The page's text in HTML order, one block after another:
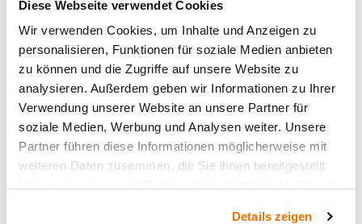
Diese Webseite verwendet Cookies
Wir verwenden Cookies, um Inhalte und Anzeigen zu
personalisieren, Funktionen für soziale Medien anbieten
zu können und die Zugriffe auf unsere Website zu
analysieren. Außerdem geben wir Informationen zu Ihrer
Verwendung unserer Website an unsere Partner für
soziale Medien, Werbung und Analysen weiter. Unsere
Partner führen diese Informationen möglicherweise mit
weiteren Daten zusammen, die Sie ihnen bereitgestellt
Details zeigen